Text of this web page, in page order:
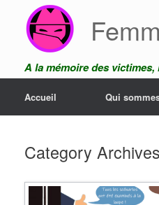
content
A la mémoire des
Accueil Qui
Category